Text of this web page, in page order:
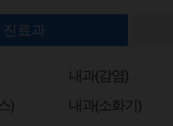
진료과
내과(감염)
)
내과(소화기)